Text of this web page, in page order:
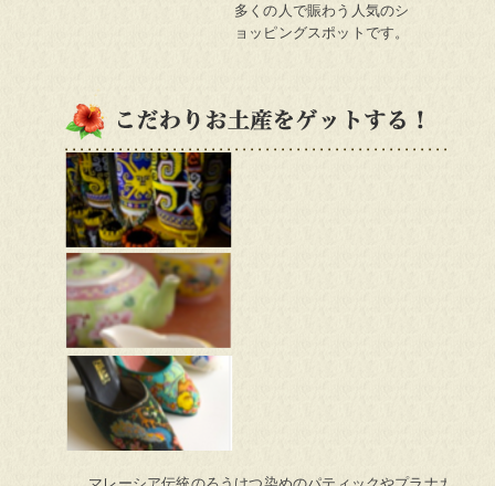
多くの人で賑わう人気のシ
ョッピングスポットです。
こだわりお土産をゲットする！